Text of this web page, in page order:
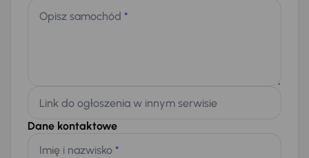
Opisz samochód *
Link do ogłoszenia w innym serwisie
Dane kontaktowe
Imię i nazwisko *